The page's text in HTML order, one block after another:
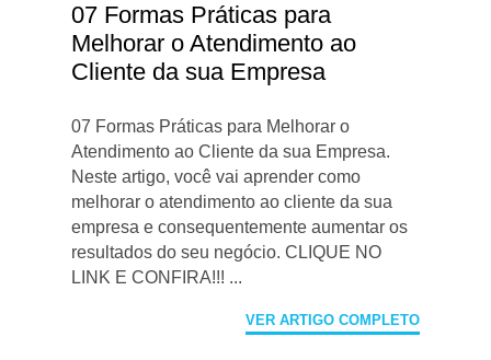
07 Formas Práticas para
Melhorar o Atendimento ao
Cliente da sua Empresa
07 Formas Práticas para Melhorar o
Atendimento ao Cliente da sua Empresa.
Neste artigo, você vai aprender como
melhorar o atendimento ao cliente da sua
empresa e consequentemente aumentar os
resultados do seu negócio. CLIQUE NO
LINK E CONFIRA!!! ...
VER ARTIGO COMPLETO